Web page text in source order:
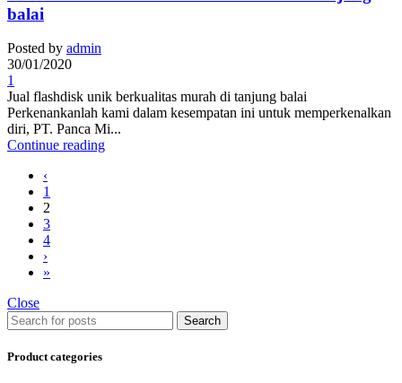
balai
Posted by admin
30/01/2020
1
Jual flashdisk unik berkualitas murah di tanjung balai
Perkenankanlah kami dalam kesempatan ini untuk memperkenalkan
diri, PT. Panca Mi...
Continue reading
‹
1
2
3
4
›
»
Close
Search
Product categories